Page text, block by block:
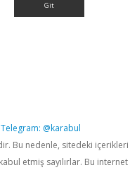
Telegram: @karabul
Bu nedenle, sitedeki
etmiş sayılırlar. Bu